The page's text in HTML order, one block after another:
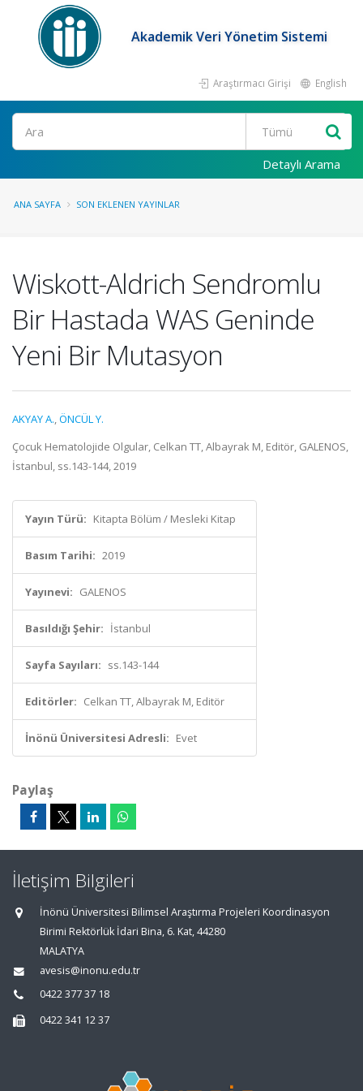
Akademik Veri Yönetim Sistemi
Araştırmacı Girişi English
Ara
Detaylı Arama
ANA SAYFA SON EKLENEN YAYINLAR
Wiskott-Aldrich Sendromlu
Bir Hastada WAS Geninde
Yeni Bir Mutasyon
AKYAY A.,ÖNCÜL Y.
Çocuk Hematolojide Olgular, Celkan TT, Albayrak M, Editör, GALENOS,
İstanbul, ss.143-144, 2019
Yayın Türü: Kitapta Bölüm / Mesleki Kitap
Basım Tarihi: 2019
Yayınevi: GALENOS
Basıldığı Şehir: İstanbul
Sayfa Sayıları: ss.143-144
Editörler: Celkan TT, Albayrak M, Editör
İnönü Üniversitesi Adresli: Evet
Paylaş
İletişim Bilgileri
İnönü Üniversitesi Bilimsel Araştırma Projeleri Koordinasyon
Birimi Rektörlük İdari Bina, 6. Kat, 44280
MALATYA
avesis@inonu.edu.tr
0422 377 37 18
0422 341 12 37